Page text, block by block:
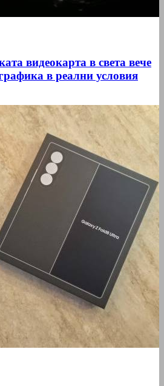
видеокарта в света вече
в реални условия